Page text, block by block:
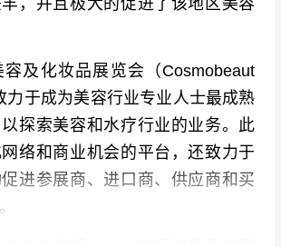
及化妆品展览会（Cosmobeaut
力于成为美容行业专业人士最成熟
探索美容和水疗行业的业务。此
络和商业机会的平台，还致力于
进参展商、进口商、供应商和买